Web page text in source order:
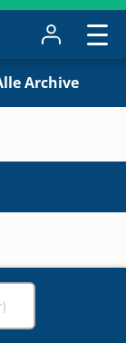
Archive